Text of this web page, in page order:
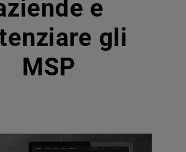
e
gli
MSP